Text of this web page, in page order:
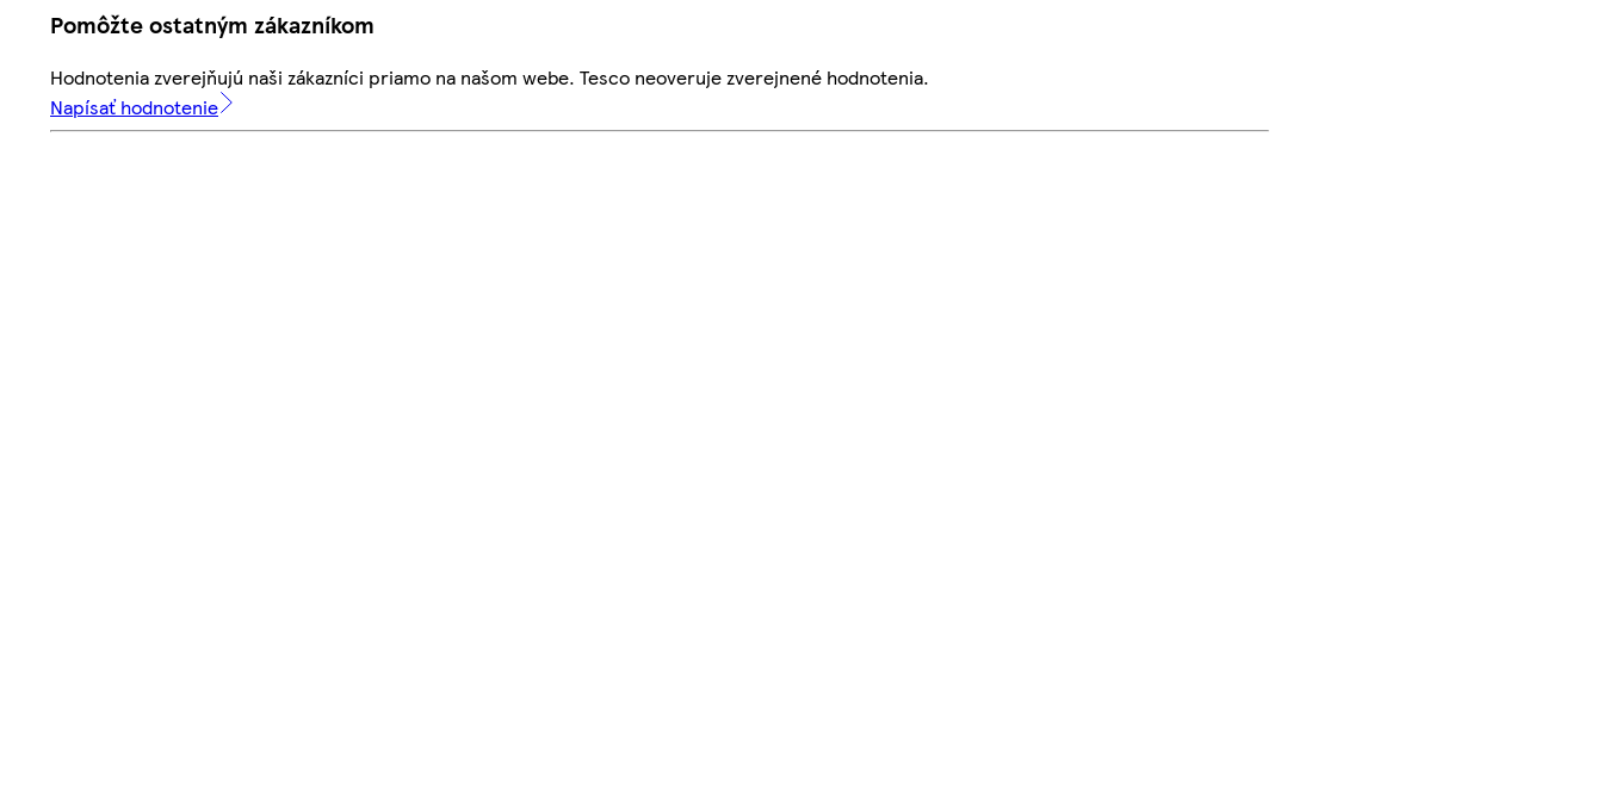
Pomôžte ostatným zákazníkom
Hodnotenia zverejňujú naši zákazníci priamo na našom webe. Tesco neoveruje zverejnené hodnotenia.
Napísať hodnotenie